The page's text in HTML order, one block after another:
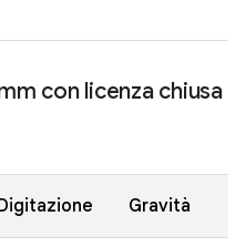
con licenza chiusa
Gravità